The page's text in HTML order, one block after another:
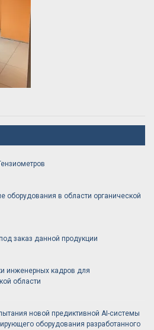
оборудования в области органической
заказ данной продукции
инженерных кадров для
области
новой предиктивной AI-системы
оборудования разработанного